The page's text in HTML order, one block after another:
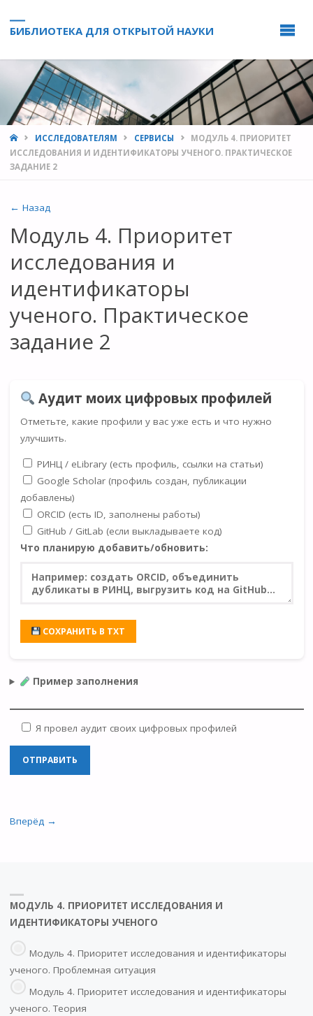
БИБЛИОТЕКА ДЛЯ ОТКРЫТОЙ НАУКИ
HOMEИССЛЕДОВАТЕЛЯМ СЕРВИСЫ
МОДУЛЬ 4. ПРИОРИТЕТ
ИССЛЕДОВАНИЯ И ИДЕНТИФИКАТОРЫ УЧЕНОГО. ПРАКТИЧЕСКОЕ
ЗАДАНИЕ 2
← Назад
Модуль 4. Приоритет
исследования и
идентификаторы
ученого. Практическое
задание 2
Аудит моих цифровых профилей
Отметьте, какие профили у вас уже есть и что нужно
улучшить.
РИНЦ / eLibrary (есть профиль, ссылки на статьи)
Google Scholar (профиль создан, публикации
добавлены)
ORCID (есть ID, заполнены работы)
GitHub / GitLab (если выкладываете код)
Что планирую добавить/обновить:
СОХРАНИТЬ В TXT
Пример заполнения
Я провел аудит своих цифровых профилей
Вперёд →
МОДУЛЬ 4. ПРИОРИТЕТ ИССЛЕДОВАНИЯ И
ИДЕНТИФИКАТОРЫ УЧЕНОГО
Модуль 4. Приоритет исследования и идентификаторы
ученого. Проблемная ситуация
Модуль 4. Приоритет исследования и идентификаторы
ученого. Теория